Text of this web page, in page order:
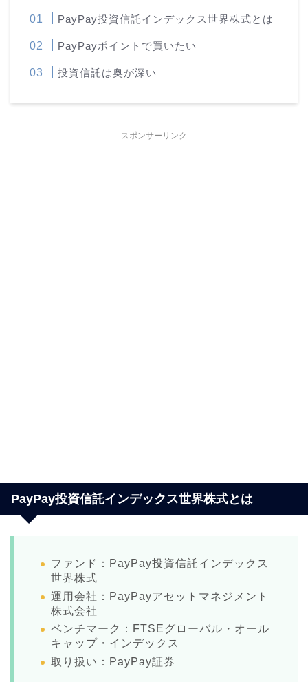
PayPay投資信託インデックス世界株式とは
PayPayポイントで買いたい
投資信託は奥が深い
スポンサーリンク
PayPay投資信託インデックス世界株式とは
ファンド：PayPay投資信託インデックス
世界株式
運用会社：PayPayアセットマネジメント
株式会社
ベンチマーク：FTSEグローバル・オール
キャップ・インデックス
取り扱い：PayPay証券